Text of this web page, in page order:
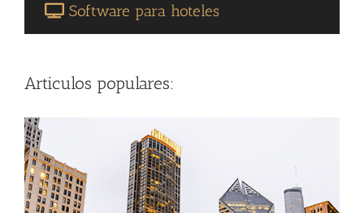
Software para hoteles
Articulos populares: